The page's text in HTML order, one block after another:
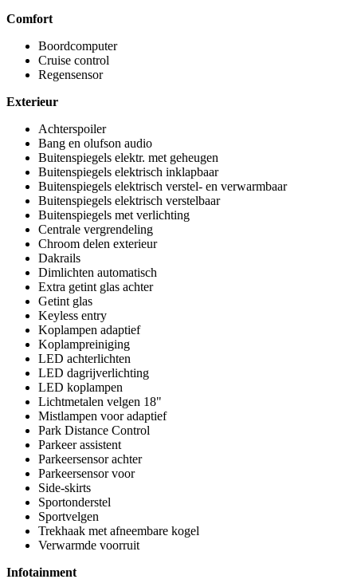
Comfort
Boordcomputer
Cruise control
Regensensor
Exterieur
Achterspoiler
Bang en olufson audio
Buitenspiegels elektr. met geheugen
Buitenspiegels elektrisch inklapbaar
Buitenspiegels elektrisch verstel- en verwarmbaar
Buitenspiegels elektrisch verstelbaar
Buitenspiegels met verlichting
Centrale vergrendeling
Chroom delen exterieur
Dakrails
Dimlichten automatisch
Extra getint glas achter
Getint glas
Keyless entry
Koplampen adaptief
Koplampreiniging
LED achterlichten
LED dagrijverlichting
LED koplampen
Lichtmetalen velgen 18"
Mistlampen voor adaptief
Park Distance Control
Parkeer assistent
Parkeersensor achter
Parkeersensor voor
Side-skirts
Sportonderstel
Sportvelgen
Trekhaak met afneembare kogel
Verwarmde voorruit
Infotainment